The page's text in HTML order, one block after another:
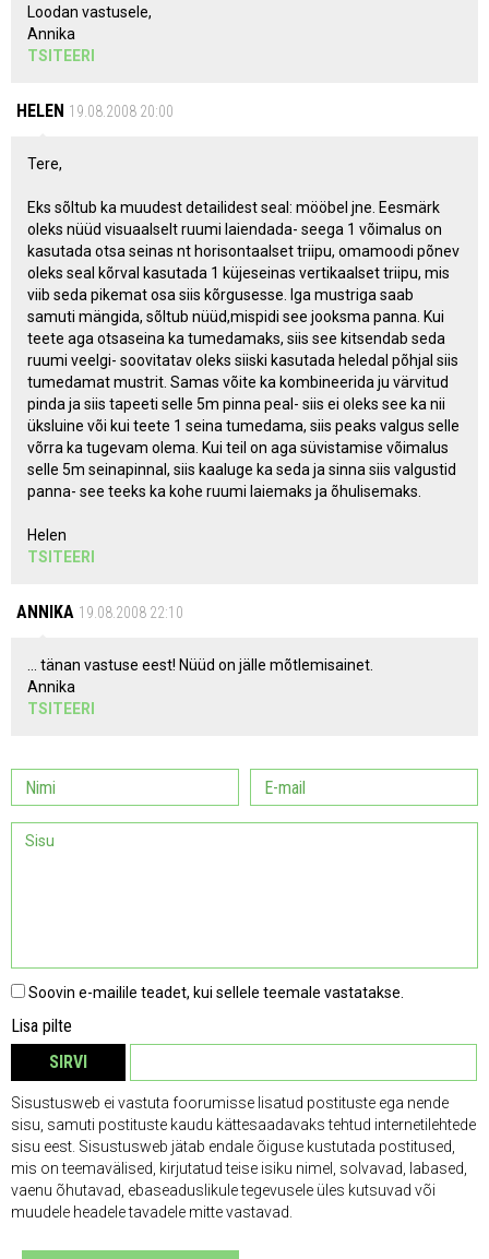
Loodan vastusele,
Annika
TSITEERI
HELEN 19.08.2008 20:00
Tere,
Eks sõltub ka muudest detailidest seal: mööbel jne. Eesmärk
oleks nüüd visuaalselt ruumi laiendada- seega 1 võimalus on
kasutada otsa seinas nt horisontaalset triipu, omamoodi põnev
oleks seal kõrval kasutada 1 küjeseinas vertikaalset triipu, mis
viib seda pikemat osa siis kõrgusesse. Iga mustriga saab
samuti mängida, sõltub nüüd,mispidi see jooksma panna. Kui
teete aga otsaseina ka tumedamaks, siis see kitsendab seda
ruumi veelgi- soovitatav oleks siiski kasutada heledal põhjal siis
tumedamat mustrit. Samas võite ka kombineerida ju värvitud
pinda ja siis tapeeti selle 5m pinna peal- siis ei oleks see ka nii
üksluine või kui teete 1 seina tumedama, siis peaks valgus selle
võrra ka tugevam olema. Kui teil on aga süvistamise võimalus
selle 5m seinapinnal, siis kaaluge ka seda ja sinna siis valgustid
panna- see teeks ka kohe ruumi laiemaks ja õhulisemaks.
Helen
TSITEERI
ANNIKA 19.08.2008 22:10
... tänan vastuse eest! Nüüd on jälle mõtlemisainet.
Annika
TSITEERI
Soovin e-mailile teadet, kui sellele teemale vastatakse.
Lisa pilte
SIRVI
Sisustusweb ei vastuta foorumisse lisatud postituste ega nende
sisu, samuti postituste kaudu kättesaadavaks tehtud internetilehtede
sisu eest. Sisustusweb jätab endale õiguse kustutada postitused,
mis on teemavälised, kirjutatud teise isiku nimel, solvavad, labased,
vaenu õhutavad, ebaseaduslikule tegevusele üles kutsuvad või
muudele headele tavadele mitte vastavad.